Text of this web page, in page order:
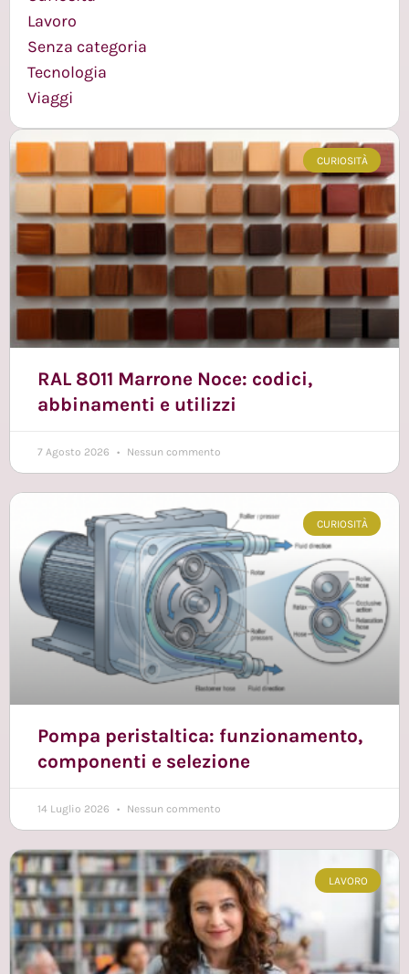
Lavoro
Senza categoria
Tecnologia
Viaggi
CURIOSITÀ
RAL 8011 Marrone Noce: codici,
abbinamenti e utilizzi
7 Agosto 2026 Nessun commento
CURIOSITÀ
Pompa peristaltica: funzionamento,
componenti e selezione
14 Luglio 2026 Nessun commento
LAVORO